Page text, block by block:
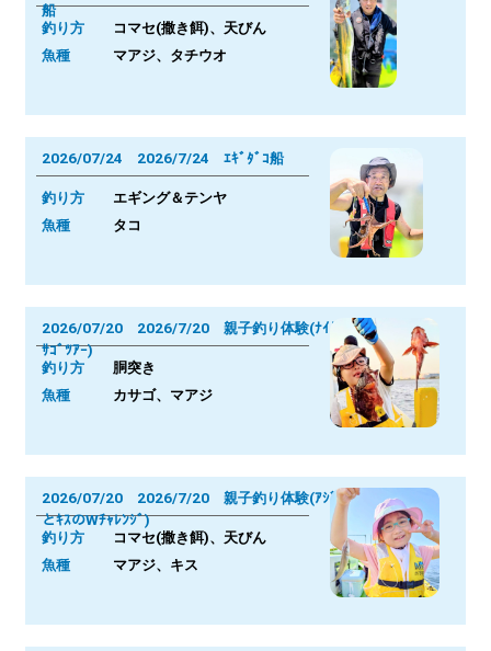
船
釣り方
コマセ(撒き餌)、天びん
魚種 マアジ、タチウオ
2026/07/24 2026/7/24 ｴｷﾞﾀﾞｺ船
釣り方 エギング＆テンヤ
魚種 タコ
2026/07/20 2026/7/20 親子釣り体験(ﾅｲﾄｶ
ｻｺﾞﾂｱｰ)
釣り方 胴突き
魚種 カサゴ、マアジ
2026/07/20 2026/7/20 親子釣り体験(ｱｼﾞ
とｷｽのWﾁｬﾚﾝｼﾞ)
釣り方
コマセ(撒き餌)、天びん
魚種 マアジ、キス